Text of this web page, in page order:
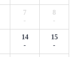
7
-
8
-
14
-
15
-